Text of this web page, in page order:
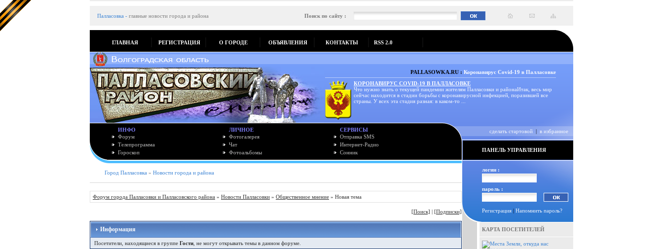
Палласовка - главные новости города и района Поиск по сайту :
ГЛАВНАЯ РЕГИСТРАЦИЯ О ГОРОДЕ ОБЪЯВЛЕНИЯ КОНТАКТЫ RSS 2.0
PALLASOWKA.RU : Коронавирус Covid-19 в Палласовке
КОРОНАВИРУС COVID-19 В ПАЛЛАСОВКЕ
Что нужно знать о текущей пандемии жителям Палласовки и районаИтак, весь мир
сейчас находится в стадии борьбы с коронавирусной инфекцией, поразившей все
страны. У всех эта стадия разная: в каком-то ...
ИНФО
Форум
Телепрограмма
Гороскоп
ЛИЧНОЕ
Фотогалерея
Чат
Фотоальбомы
СЕРВИСЫ
Отправка SMS
Интернет-Радио
Сонник
сделать стартовой | в избранное
ПАНЕЛЬ УПРАВЛЕНИЯ
Город Палласовка » Новости города и района
Форум города Палласовки и Палласовского района » Новости Палласовки » Общественное мнение » Новая тема
[Поиск] | [Подписки]
Информация
Посетители, находящиеся в группе Гости , не могут открывать темы в данном форуме.
логин :
пароль :
Регистрация | Напомнить пароль?
КАРТА ПОСЕТИТЕЛЕЙ